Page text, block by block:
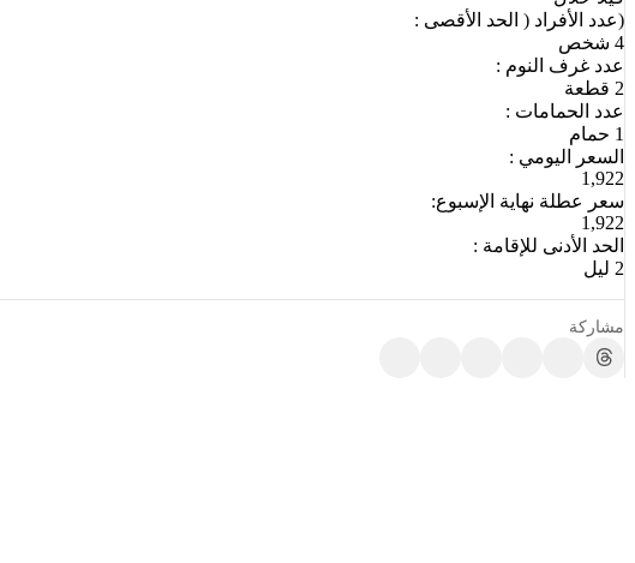
(عدد الأفراد ( الحد الأقصى :
4 شخص
عدد غرف النوم :
2 قطعة
عدد الحمامات :
1 حمام
السعر اليومي :
1,922
سعر عطلة نهاية الإسبوع:
1,922
الحد الأدنى للإقامة :
2 ليل
مشاركة